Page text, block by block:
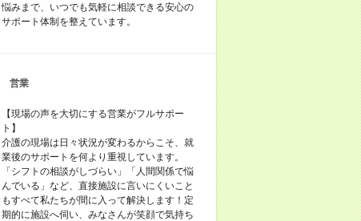
悩みまで、いつでも気軽に相談できる安心の
サポート体制を整えています。
営業
【現場の声を大切にする営業がフルサポー
ト】
介護の現場は日々状況が変わるからこそ、就
業後のサポートを何より重視しています。
「シフトの相談がしづらい」「人間関係で悩
んでいる」など、直接施設に言いにくいこと
もすべて私たちが間に入って解決します！定
期的に施設へ伺い、みなさんが笑顔で気持ち